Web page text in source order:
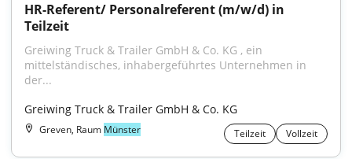
HR-Referent/ Personalreferent (m/w/d) in
Teilzeit
Greiwing Truck & Trailer GmbH & Co. KG , ein
mittelständisches, inhabergeführtes Unternehmen in
der...
Greiwing Truck & Trailer GmbH & Co. KG
Greven, Raum Münster Teilzeit Vollzeit